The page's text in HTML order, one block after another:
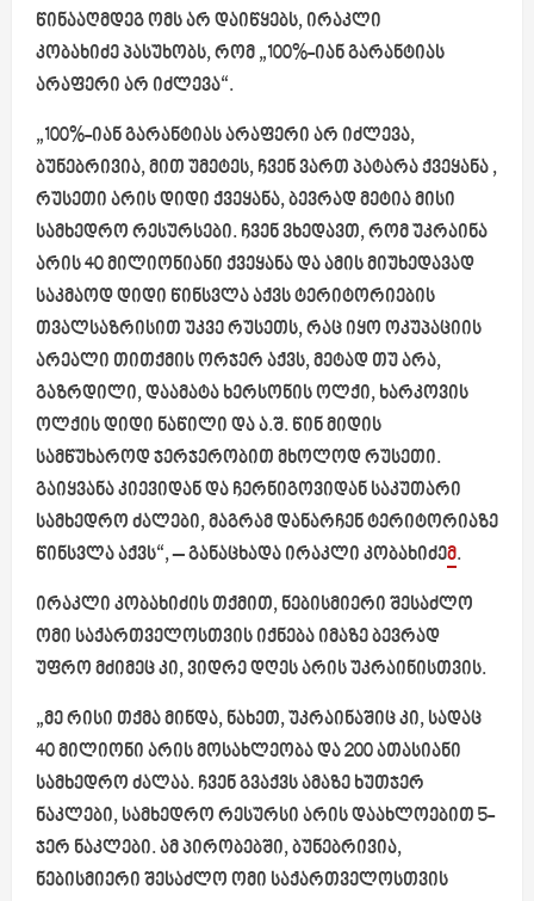
წინააღმდეგ ომს არ დაიწყებს, ირაკლი
კობახიძე პასუხობს, რომ „100%-იან გარანტიას
არაფერი არ იძლევა“.
„100%-იან გარანტიას არაფერი არ იძლევა,
ბუნებრივია, მით უმეტეს, ჩვენ ვართ პატარა ქვეყანა ,
რუსეთი არის დიდი ქვეყანა, ბევრად მეტია მისი
სამხედრო რესურსები. ჩვენ ვხედავთ, რომ უკრაინა
არის 40 მილიონიანი ქვეყანა და ამის მიუხედავად
საკმაოდ დიდი წინსვლა აქვს ტერიტორიების
თვალსაზრისით უკვე რუსეთს, რაც იყო ოკუპაციის
არეალი თითქმის ორჯერ აქვს, მეტად თუ არა,
გაზრდილი, დაამატა ხერსონის ოლქი, ხარკოვის
ოლქის დიდი ნაწილი და ა.შ. წინ მიდის
სამწუხაროდ ჯერჯერობით მხოლოდ რუსეთი.
გაიყვანა კიევიდან და ჩერნიგოვიდან საკუთარი
სამხედრო ძალები, მაგრამ დანარჩენ ტერიტორიაზე
წინსვლა აქვს“,– განაცხადა ირაკლი კობახიძემ.
ირაკლი კობახიძის თქმით, ნებისმიერი შესაძლო
ომი საქართველოსთვის იქნება იმაზე ბევრად
უფრო მძიმეც კი, ვიდრე დღეს არის უკრაინისთვის.
„მე რისი თქმა მინდა, ნახეთ, უკრაინაშიც კი, სადაც
40 მილიონი არის მოსახლეობა და 200 ათასიანი
სამხედრო ძალაა. ჩვენ გვაქვს ამაზე ხუთჯერ
ნაკლები, სამხედრო რესურსი არის დაახლოებით 5-
ჯერ ნაკლები. ამ პირობებში, ბუნებრივია,
ნებისმიერი შესაძლო ომი საქართველოსთვის